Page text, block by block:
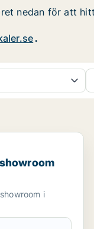
nedan för att
.
för uthyrning
i